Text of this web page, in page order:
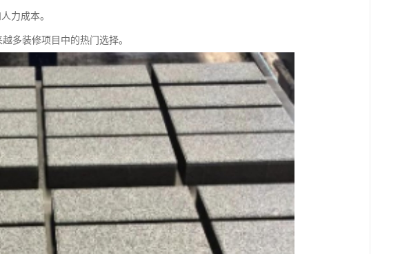
力成本。
多装修项目中的热门选择。